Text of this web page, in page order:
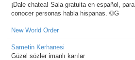
¡Dale chatea! Sala gratuita en español, para
conocer personas habla hispanas. ©G
New World Order
Sametin Kerhanesi
Güzel sözler imanlı karılar